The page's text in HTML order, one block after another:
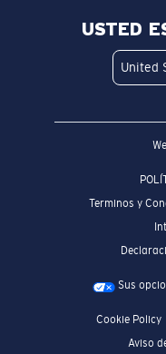
USTED
United
Terminos y
Sus
Cookie Policy
Aviso